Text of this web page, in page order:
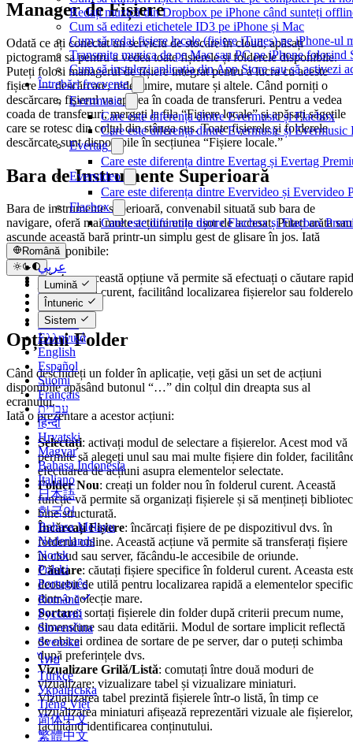
Redați muzică din Dropbox pe iPhone când sunteți
Cum să editezi etichetele ID3 pe iPhone și Mac
Cum să redai fișiere locale (fișiere iTunes) pe iPhone-ul
Transmite muzica de pe Mac sau PC pe iPhone folosind
Cum să instalezi aplicația din App Store sau să activezi
Întrebări frecvente
Evermusic
Care este diferența dintre Evermusic și Flacbox
Care este diferența dintre Evermusic și Evermusic
Evertag
Care este diferența dintre Evertag și Evertag
Evervideo
Care este diferența dintre Evervideo și Evervideo
Flacbox
Care este diferența dintre Flacbox și Flacbox
Română
عربي
Català
Čeština
Dansk
Deutsch
Ελληνικά
English
Español
Suomi
Français
עברית
हिन्दी
Hrvatski
Magyar
Bahasa Indonesia
Italiano
日本語
한국어
Bahasa Melayu
Nederlands
Norsk
Polski
Português
Română
Русский
Slovenčina
Svenska
ไทย
Türkçe
Українська
Tiếng Việt
简体中文
繁體中文
Lumină
Întuneric
Sistem
Manager de Fișiere
Odată ce ați conectat un serviciu de stocare în cloud, apăsați
pictograma sa pentru a vedea toate fișierele și folderele disponibile.
Puteți folosi managerul de fișiere integrat pentru a lucra cu aceste
fișiere — descărcare, redenumire, mutare și altele. Când porniți o
descărcare, fișierul va apărea în coada de transferuri. Pentru a vedea
coada de transferuri, mergeți la fila “Fișiere locale” și apăsați săgețile
care se rotesc din colțul din stânga sus. Toate fișierele și folderele
descărcate sunt disponibile în secțiunea “Fișiere locale.”
Bara de Instrumente Superioară
Bara de instrumente superioară, convenabil situată sub bara de
navigare, oferă mai multe acțiuni utile ușor de accesat. Puteți arăta sau
ascunde această bară printr-un simplu gest de glisare în jos. Iată
acțiunile disponibile:
Căutare: această opțiune vă permite să efectuați o căutare
în directorul curent, facilitând localizarea fișierelor sau
specifice.
Opțiuni Folder
Când deschideți un folder în aplicație, veți găsi un set de acțiuni
disponibile apăsând butonul “…” din colțul din dreapta sus al
ecranului.
Iată o prezentare a acestor acțiuni:
Selectați: activați modul de selectare a fișierelor. Acest mod vă
permite să alegeți unul sau mai multe fișiere din folder,
efectuarea de acțiuni asupra elementelor selectate.
Folder Nou: creați un folder nou în folderul curent. Această
funcție vă permite să organizați fișierele și să mențineți
bine structurată.
Încărcați Fișiere: încărcați fișiere de pe dispozitivul dvs. în
folderul online. Această acțiune vă permite să transferați fișiere
în cloud sau server, făcându-le accesibile de oriunde.
Căutare: căutați fișiere specifice în folderul curent. Aceasta
deosebit de utilă pentru localizarea rapidă a elementelor
dintr-o colecție mare.
Sortare: sortați fișierele din folder după criterii precum nume,
dimensiune sau data editării. Modul de sortare implicit reflectă
de obicei ordinea de sortare de pe server, dar o puteți schimba
după preferințele dvs.
Vizualizare Grilă/Listă: comutați între două moduri de
vizualizare: vizualizare tabel și vizualizare miniaturi.
Vizualizarea tabel prezintă fișierele într-o listă, în timp ce
vizualizarea miniaturi afișează reprezentări vizuale ale fișierelor,
facilitând identificarea conținutului.